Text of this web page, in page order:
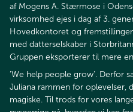
af Mogens A. Stærmose i
virksomhed ejes i dag af 3.
Hovedkontoret og
med datterselskaber i
Gruppen eksporterer til mere
’We help people grow’. Derfor
Juliana rammen for oplevelser,
magiske. Til trods for vores